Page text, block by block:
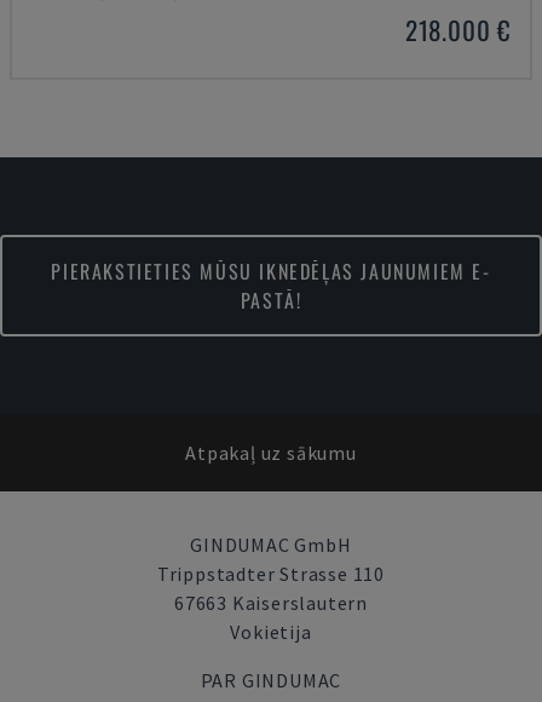
218.000 €
PIERAKSTIETIES MŪSU IKNEDĒĻAS JAUNUMIEM E-
PASTĀ!
Atpakaļ uz sākumu
GINDUMAC GmbH
Trippstadter Strasse 110
67663 Kaiserslautern
Vokietija
PAR GINDUMAC